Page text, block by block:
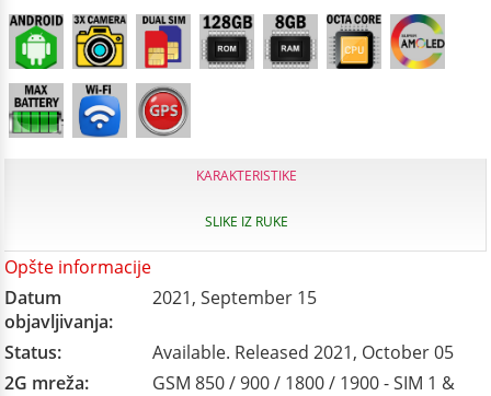
KARAKTERISTIKE
SLIKE IZ RUKE
Opšte informacije
Datum
objavljivanja:
2021, September 15
Status:
Available. Released 2021, October 05
2G mreža:
GSM 850 / 900 / 1800 / 1900 - SIM 1 &